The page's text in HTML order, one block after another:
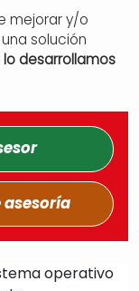
mejorar y/o
solución
lo desarrollamos
asesoría